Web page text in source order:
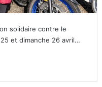
solidaire contre le
et dimanche 26 avril…